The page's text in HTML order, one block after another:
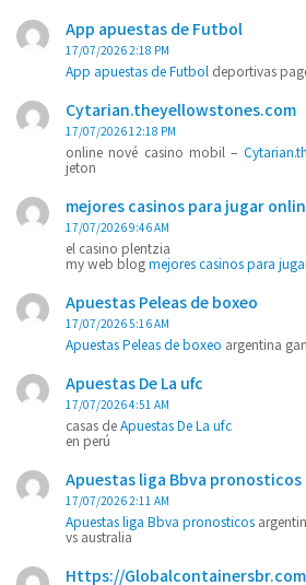
App apuestas de Futbol
17/07/2026 2:18 PM
App apuestas de Futbol deportivas
Cytarian.theyellowstones.com
17/07/2026 12:18 PM
online nové casino mobil –
jeton
mejores casinos para jugar
17/07/2026 9:46 AM
el casino plentzia
my web blogmejores casinos para
Apuestas Peleas de boxeo
17/07/2026 5:16 AM
Apuestas Peleas de boxeo argentina
Apuestas De La ufc
17/07/2026 4:51 AM
casas deApuestas De La ufc
en perú
Apuestas liga Bbva pronosticos
17/07/2026 2:11 AM
Apuestas liga Bbva pronosticos
vs australia
Https://